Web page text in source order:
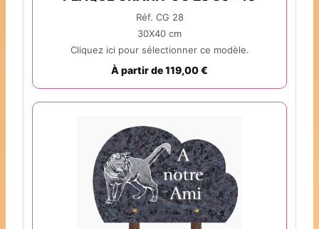
Réf. CG 28
30X40 cm
Cliquez ici pour sélectionner ce modèle.
À partir de 119,00 €